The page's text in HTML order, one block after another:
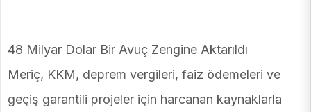
48 Milyar Dolar Bir Avuç Zengine Aktarıldı
Meriç, KKM, deprem vergileri, faiz ödemeleri ve
geçiş garantili projeler için harcanan kaynaklarla